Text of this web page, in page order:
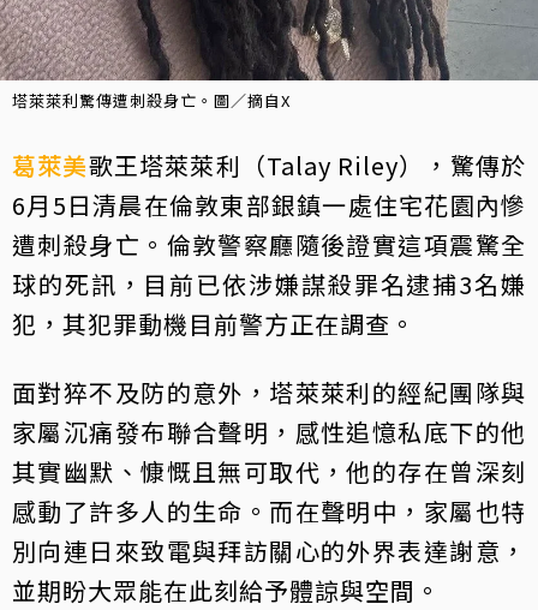
塔萊萊利驚傳遭刺殺身亡。圖／摘自X
葛萊美歌王塔萊萊利（Talay Riley），驚傳於
6月5日清晨在倫敦東部銀鎮一處住宅花園內慘
遭刺殺身亡。倫敦警察廳隨後證實這項震驚全
球的死訊，目前已依涉嫌謀殺罪名逮捕3名嫌
犯，其犯罪動機目前警方正在調查。
面對猝不及防的意外，塔萊萊利的經紀團隊與
家屬沉痛發布聯合聲明，感性追憶私底下的他
其實幽默、慷慨且無可取代，他的存在曾深刻
感動了許多人的生命。而在聲明中，家屬也特
別向連日來致電與拜訪關心的外界表達謝意，
並期盼大眾能在此刻給予體諒與空間。